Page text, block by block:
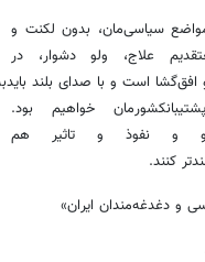
سیاسی‌مان، بدون لکنت و
علاج، ولو دشوار، در
است و با صدای بلند
خواهیم بود.
و نفوذ و تاثیر هم
کنند.
و دغدغه‌مندان ایران»